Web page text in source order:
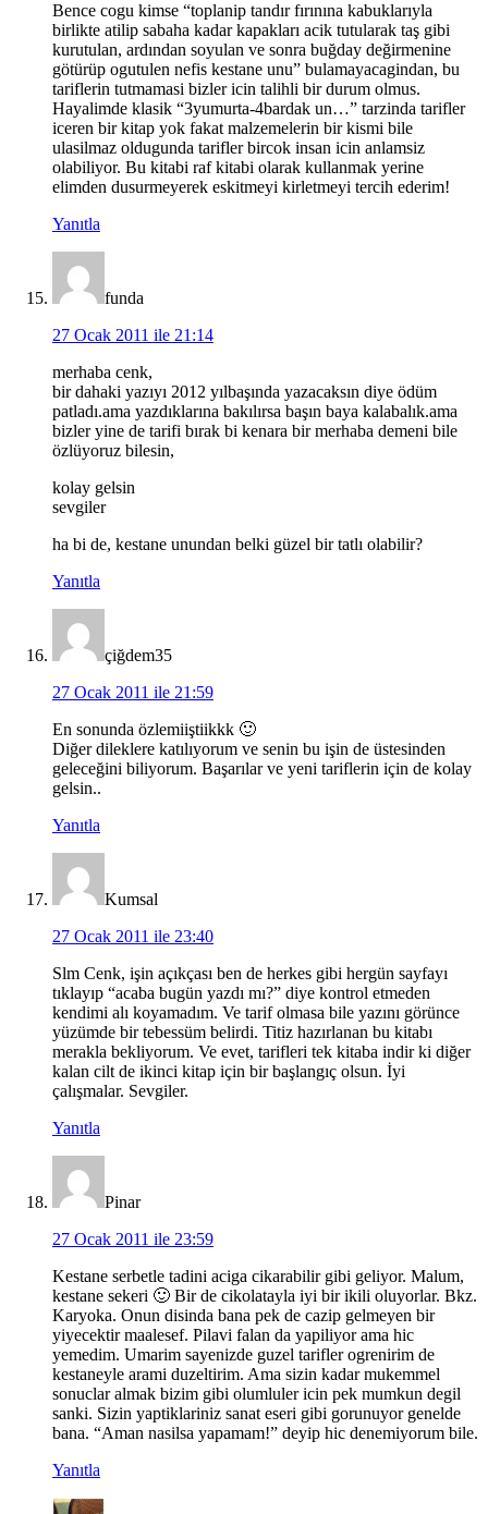
Bence cogu kimse “toplanip tandır fırınına kabuklarıyla
birlikte atilip sabaha kadar kapakları acik tutularak taş gibi
kurutulan, ardından soyulan ve sonra buğday değirmenine
götürüp ogutulen nefis kestane unu” bulamayacagindan, bu
tariflerin tutmamasi bizler icin talihli bir durum olmus.
Hayalimde klasik “3yumurta-4bardak un…” tarzinda tarifler
iceren bir kitap yok fakat malzemelerin bir kismi bile
ulasilmaz oldugunda tarifler bircok insan icin anlamsiz
olabiliyor. Bu kitabi raf kitabi olarak kullanmak yerine
elimden dusurmeyerek eskitmeyi kirletmeyi tercih ederim!
Yanıtla
funda
27 Ocak 2011 ile 21:14
merhaba cenk,
bir dahaki yazıyı 2012 yılbaşında yazacaksın diye ödüm
patladı.ama yazdıklarına bakılırsa başın baya kalabalık.ama
bizler yine de tarifi bırak bi kenara bir merhaba demeni bile
özlüyoruz bilesin,
kolay gelsin
sevgiler
ha bi de, kestane unundan belki güzel bir tatlı olabilir?
Yanıtla
çiğdem35
27 Ocak 2011 ile 21:59
En sonunda özlemiiştiikkk 🙂
Diğer dileklere katılıyorum ve senin bu işin de üstesinden
geleceğini biliyorum. Başarılar ve yeni tariflerin için de kolay
gelsin..
Yanıtla
Kumsal
27 Ocak 2011 ile 23:40
Slm Cenk, işin açıkçası ben de herkes gibi hergün sayfayı
tıklayıp “acaba bugün yazdı mı?” diye kontrol etmeden
kendimi alı koyamadım. Ve tarif olmasa bile yazını görünce
yüzümde bir tebessüm belirdi. Titiz hazırlanan bu kitabı
merakla bekliyorum. Ve evet, tarifleri tek kitaba indir ki diğer
kalan cilt de ikinci kitap için bir başlangıç olsun. İyi
çalışmalar. Sevgiler.
Yanıtla
Pinar
27 Ocak 2011 ile 23:59
Kestane serbetle tadini aciga cikarabilir gibi geliyor. Malum,
kestane sekeri 🙂 Bir de cikolatayla iyi bir ikili oluyorlar. Bkz.
Karyoka. Onun disinda bana pek de cazip gelmeyen bir
yiyecektir maalesef. Pilavi falan da yapiliyor ama hic
yemedim. Umarim sayenizde guzel tarifler ogrenirim de
kestaneyle arami duzeltirim. Ama sizin kadar mukemmel
sonuclar almak bizim gibi olumluler icin pek mumkun degil
sanki. Sizin yaptiklariniz sanat eseri gibi gorunuyor genelde
bana. “Aman nasilsa yapamam!” deyip hic denemiyorum bile.
Yanıtla